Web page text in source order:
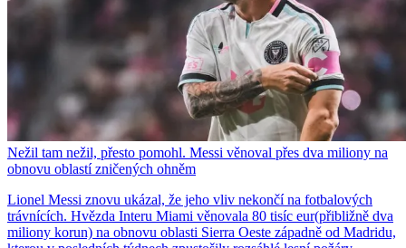
Nežil tam nežil, přesto pomohl. Messi věnoval přes dva miliony na
obnovu oblastí zničených ohněm
Lionel Messi znovu ukázal, že jeho vliv nekončí na fotbalových
trávnících. Hvězda Interu Miami věnovala 80 tisíc eur(přibližně dva
miliony korun) na obnovu oblasti Sierra Oeste západně od Madridu,